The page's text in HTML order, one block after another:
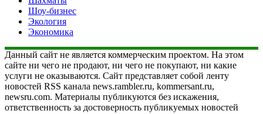
Шоу-бизнес
Экология
Экономика
Данный сайт не является коммерческим проектом. На этом
сайте ни чего не продают, ни чего не покупают, ни какие
услуги не оказываются. Сайт представляет собой ленту
новостей RSS канала news.rambler.ru, kommersant.ru,
newsru.com. Материалы публикуются без искажения,
ответственность за достоверность публикуемых новостей